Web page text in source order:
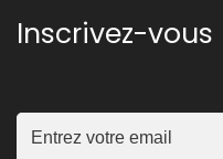
Inscrivez-vous